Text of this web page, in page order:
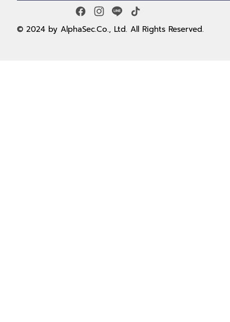
© 2024 by AlphaSec.Co., Ltd. All Rights Reserved.